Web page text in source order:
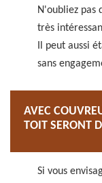
N'oubliez pas
très
Il peut aussi
sans
AVEC
TOIT SERONT
Si vous